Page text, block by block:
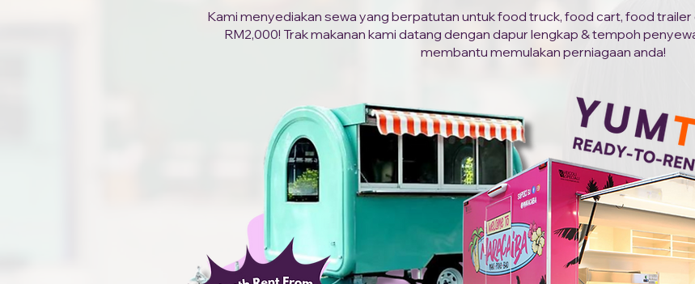
Kami menyediakan sewa yang berpatutan untuk food truck, food cart, food
RM2,000! Trak makanan kami datang dengan dapur lengkap & tempoh
membantu memulakan perniagaan anda!